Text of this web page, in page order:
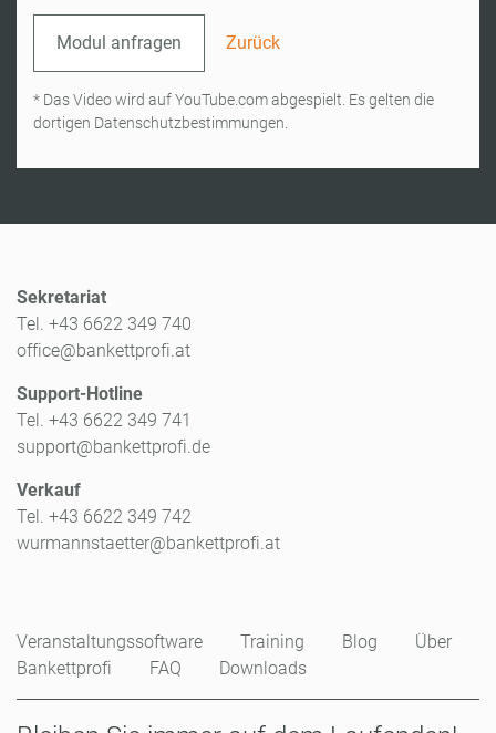
Modul anfragen Zurück
* Das Video wird auf YouTube.com abgespielt. Es gelten die
dortigen Datenschutzbestimmungen.
Sekretariat
Tel. +43 6622 349 740
office@bankettprofi.at
Support-Hotline
Tel. +43 6622 349 741
support@bankettprofi.de
Verkauf
Tel. +43 6622 349 742
wurmannstaetter@bankettprofi.at
Veranstaltungssoftware Training Blog
Über
Bankettprofi
FAQ Downloads